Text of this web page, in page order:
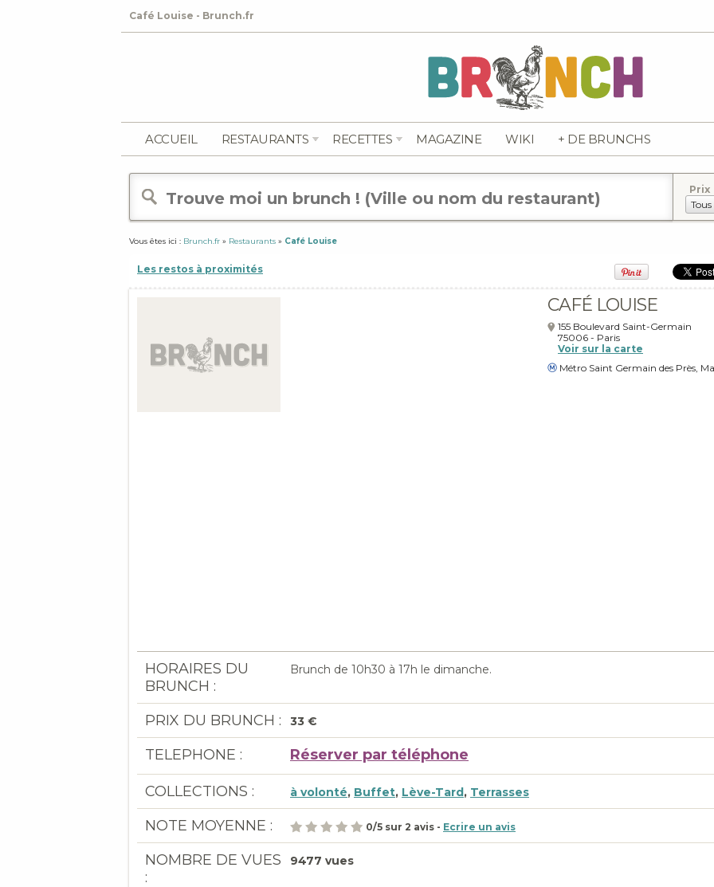
Café Louise - Brunch.fr
ACCUEIL RESTAURANTS RECETTES MAGAZINE WIKI + DE BRUNCHS
Prix
Vous êtes ici : Brunch.fr » Restaurants » Café Louise
Les restos à proximités
CAFÉ LOUISE
155 Boulevard Saint-Germain
75006 - Paris
Voir sur la carte
Métro Saint Germain des Près,
HORAIRES DU
BRUNCH :
Brunch de 10h30 à 17h le dimanche.
PRIX DU BRUNCH : 33 €
TELEPHONE : Réserver par téléphone
COLLECTIONS : à volonté, Buffet, Lève-Tard, Terrasses
NOTE MOYENNE : 0/5 sur 2 avis - Ecrire un avis
NOMBRE DE VUES
:
9477 vues